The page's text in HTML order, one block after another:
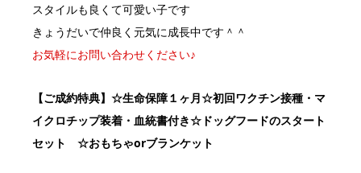
スタイルも良くて可愛い子です
きょうだいで仲良く元気に成長中です＾＾
お気軽にお問い合わせください♪
【ご成約特典】 ☆生命保障１ヶ月☆初回ワクチン接種・マ
イクロチップ装着・血統書付き☆ドッグフードのスタート
セット ☆おもちゃorブランケット